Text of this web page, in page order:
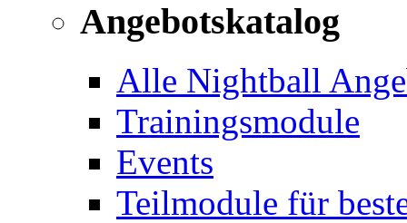
Angebotskatalog
Alle Nightball
Trainingsmodule
Events
Teilmodule für